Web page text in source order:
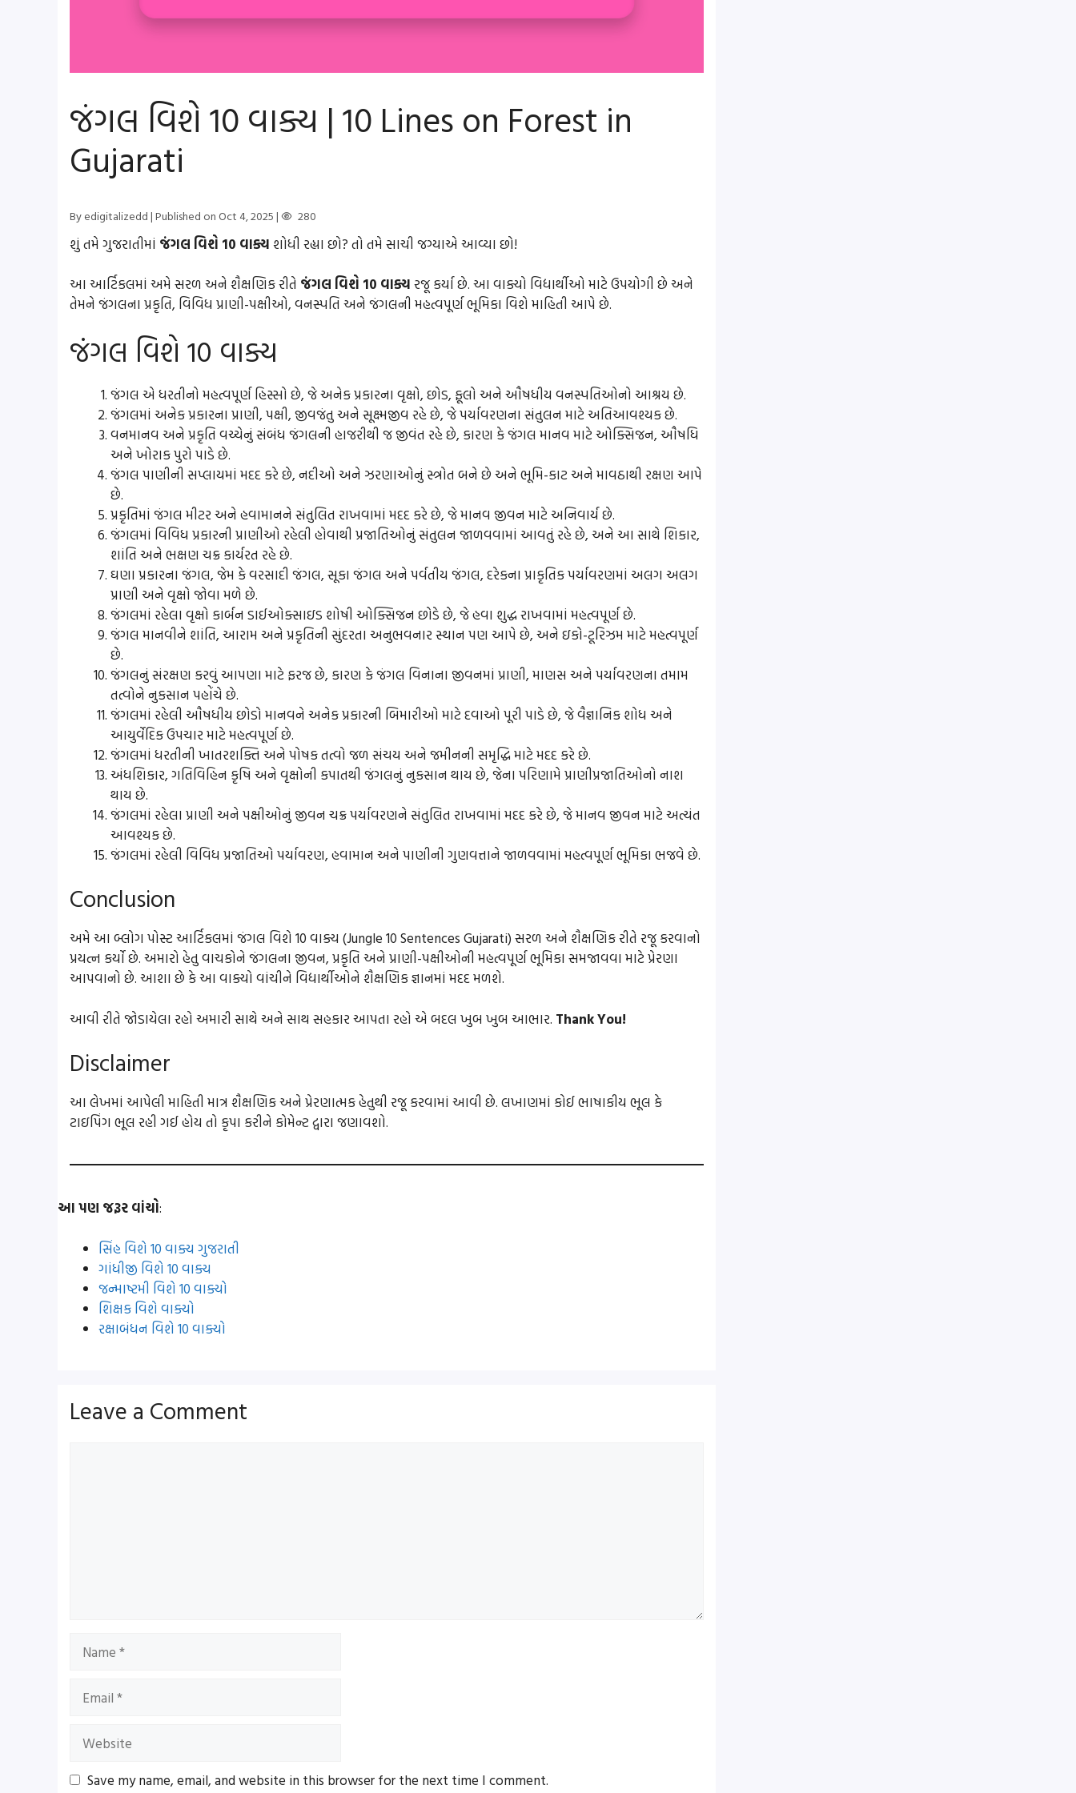
જંગલ વિશે 10 વાક્ય | 10 Lines on Forest in
Gujarati
By edigitalizedd| Published on Oct 4, 2025| 280
શું તમે ગુજરાતીમાં જંગલ વિશે 10 વાક્ય શોધી રહ્યા છો? તો તમે સાચી જગ્યાએ આવ્યા છો!
આ આર્ટિકલમાં અમે સરળ અને શૈક્ષણિક રીતે જંગલ વિશે 10 વાક્ય રજૂ કર્યા છે. આ વાક્યો વિદ્યાર્થીઓ માટે ઉપયોગી છે અને
તેમને જંગલના પ્રકૃતિ, વિવિધ પ્રાણી-પક્ષીઓ, વનસ્પતિ અને જંગલની મહત્વપૂર્ણ ભૂમિકા વિશે માહિતી આપે છે.
જંગલ વિશે 10 વાક્ય
જંગલ એ ધરતીનો મહત્વપૂર્ણ હિસ્સો છે, જે અનેક પ્રકારના વૃક્ષો, છોડ, ફૂલો અને ઔષધીય વનસ્પતિઓનો આશ્રય છે.
જંગલમાં અનેક પ્રકારના પ્રાણી, પક્ષી, જીવજંતુ અને સૂક્ષ્મજીવ રહે છે, જે પર્યાવરણના સંતુલન માટે અતિઆવશ્યક છે.
વનમાનવ અને પ્રકૃતિ વચ્ચેનું સંબંધ જંગલની હાજરીથી જ જીવંત રહે છે, કારણ કે જંગલ માનવ માટે ઓક્સિજન, ઔષધિ
અને ખોરાક પુરો પાડે છે.
જંગલ પાણીની સપ્લાયમાં મદદ કરે છે, નદીઓ અને ઝરણાઓનું સ્ત્રોત બને છે અને ભૂમિ-કાટ અને માવઠાથી રક્ષણ આપે
છે.
પ્રકૃતિમાં જંગલ મીટર અને હવામાનને સંતુલિત રાખવામાં મદદ કરે છે, જે માનવ જીવન માટે અનિવાર્ય છે.
જંગલમાં વિવિધ પ્રકારની પ્રાણીઓ રહેલી હોવાથી પ્રજાતિઓનું સંતુલન જાળવવામાં આવતું રહે છે, અને આ સાથે શિકાર,
શાંતિ અને ભક્ષણ ચક્ર કાર્યરત રહે છે.
ઘણા પ્રકારના જંગલ, જેમ કે વરસાદી જંગલ, સૂકા જંગલ અને પર્વતીય જંગલ, દરેકના પ્રાકૃતિક પર્યાવરણમાં અલગ અલગ
પ્રાણી અને વૃક્ષો જોવા મળે છે.
જંગલમાં રહેલા વૃક્ષો કાર્બન ડાઈઓક્સાઇડ શોષી ઓક્સિજન છોડે છે, જે હવા શુદ્ધ રાખવામાં મહત્વપૂર્ણ છે.
જંગલ માનવીને શાંતિ, આરામ અને પ્રકૃતિની સુંદરતા અનુભવનાર સ્થાન પણ આપે છે, અને ઇકો-ટૂરિઝમ માટે મહત્વપૂર્ણ
છે.
જંગલનું સંરક્ષણ કરવું આપણા માટે ફરજ છે, કારણ કે જંગલ વિનાના જીવનમાં પ્રાણી, માણસ અને પર્યાવરણના તમામ
તત્વોને નુકસાન પહોંચે છે.
જંગલમાં રહેલી ઔષધીય છોડો માનવને અનેક પ્રકારની બિમારીઓ માટે દવાઓ પૂરી પાડે છે, જે વૈજ્ઞાનિક શોધ અને
આયુર્વેદિક ઉપચાર માટે મહત્વપૂર્ણ છે.
જંગલમાં ધરતીની ખાતરશક્તિ અને પોષક તત્વો જળ સંચય અને જમીનની સમૃદ્ધિ માટે મદદ કરે છે.
અંધશિકાર, ગતિવિહિન કૃષિ અને વૃક્ષોની કપાતથી જંગલનું નુકસાન થાય છે, જેના પરિણામે પ્રાણીપ્રજાતિઓનો નાશ
થાય છે.
જંગલમાં રહેલા પ્રાણી અને પક્ષીઓનું જીવન ચક્ર પર્યાવરણને સંતુલિત રાખવામાં મદદ કરે છે, જે માનવ જીવન માટે અત્યંત
આવશ્યક છે.
જંગલમાં રહેલી વિવિધ પ્રજાતિઓ પર્યાવરણ, હવામાન અને પાણીની ગુણવત્તાને જાળવવામાં મહત્વપૂર્ણ ભૂમિકા ભજવે છે.
Conclusion
અમે આ બ્લોગ પોસ્ટ આર્ટિકલમાં જંગલ વિશે 10 વાક્ય (Jungle 10 Sentences Gujarati) સરળ અને શૈક્ષણિક રીતે રજૂ કરવાનો
પ્રયત્ન કર્યો છે. અમારો હેતુ વાચકોને જંગલના જીવન, પ્રકૃતિ અને પ્રાણી-પક્ષીઓની મહત્વપૂર્ણ ભૂમિકા સમજાવવા માટે પ્રેરણા
આપવાનો છે. આશા છે કે આ વાક્યો વાંચીને વિદ્યાર્થીઓને શૈક્ષણિક જ્ઞાનમાં મદદ મળશે.
આવી રીતે જોડાયેલા રહો અમારી સાથે અને સાથ સહકાર આપતા રહો એ બદલ ખુબ ખુબ આભાર. Thank You!
Disclaimer
આ લેખમાં આપેલી માહિતી માત્ર શૈક્ષણિક અને પ્રેરણાત્મક હેતુથી રજૂ કરવામાં આવી છે. લખાણમાં કોઈ ભાષાકીય ભૂલ કે
ટાઇપિંગ ભૂલ રહી ગઈ હોય તો કૃપા કરીને કોમેન્ટ દ્વારા જણાવશો.
આ પણ જરૂર વાંચો:
સિંહ વિશે 10 વાક્ય ગુજરાતી
ગાંધીજી વિશે 10 વાક્ય
જન્માષ્ટમી વિશે 10 વાક્યો
શિક્ષક વિશે વાક્યો
રક્ષાબંધન વિશે 10 વાક્યો
Leave a Comment
Name
Email
Website
Save my name, email, and website in this browser for the next time I comment.